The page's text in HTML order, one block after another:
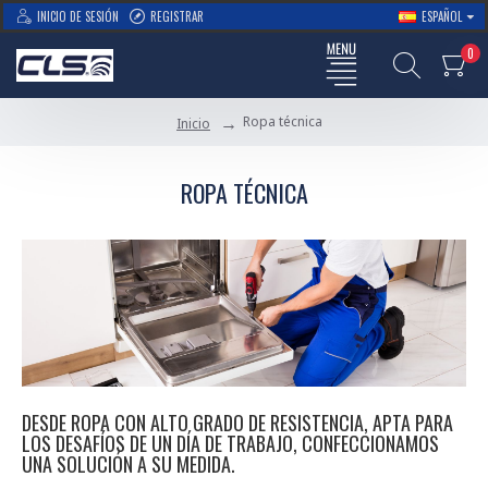
INICIO DE SESIÓN REGISTRAR ESPAÑOL
0
Inicio Ropa técnica
ROPA TÉCNICA
DESDE ROPA CON ALTO GRADO DE RESISTENCIA, APTA PARA
LOS DESAFÍOS DE UN DÍA DE TRABAJO, CONFECCIONAMOS
UNA SOLUCIÓN A SU MEDIDA.